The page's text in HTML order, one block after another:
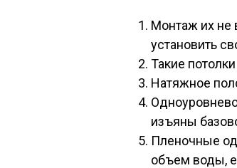
Монтаж их не
установить
Такие
Натяжное
изъяны
Пленочные
объем воды,